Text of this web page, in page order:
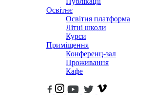
Освітнє
Освітня платформа
Літні школи
Курси
Приміщення
Конференц-зал
Проживання
Кафе